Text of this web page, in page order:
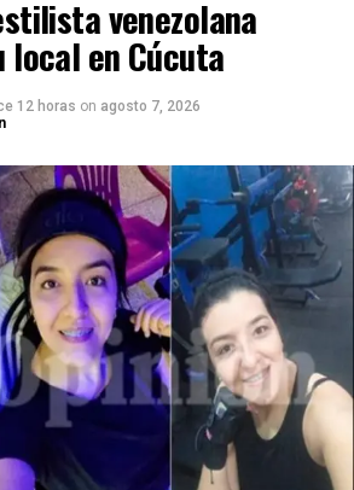
venezolana
local en Cúcuta
12 horas on agosto 7, 2026